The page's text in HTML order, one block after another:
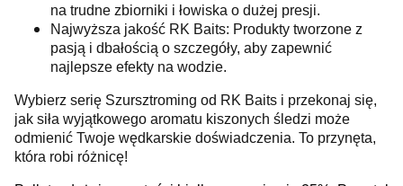
na trudne zbiorniki i łowiska o dużej presji.
Najwyższa jakość RK Baits: Produkty tworzone z
pasją i dbałością o szczegóły, aby zapewnić
najlepsze efekty na wodzie.
Wybierz serię Szursztroming od RK Baits i przekonaj się,
jak siła wyjątkowego aromatu kiszonych śledzi może
odmienić Twoje wędkarskie doświadczenia. To przynęta,
która robi różnicę!